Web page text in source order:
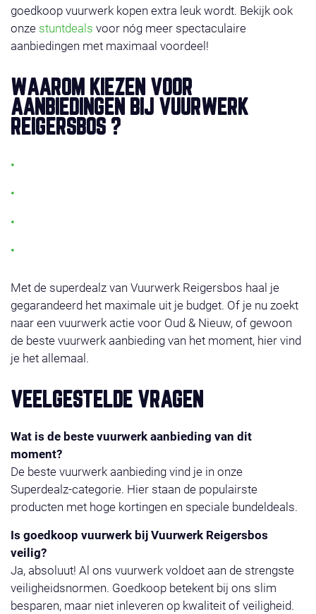
goedkoop vuurwerk kopen extra leuk wordt. Bekijk ook
onze stuntdeals voor nóg meer spectaculaire
aanbiedingen met maximaal voordeel!
WAAROM KIEZEN VOOR
AANBIEDINGEN BIJ VUURWERK
REIGERSBOS ?
Met de superdealz van Vuurwerk Reigersbos haal je
gegarandeerd het maximale uit je budget. Of je nu zoekt
naar een vuurwerk actie voor Oud & Nieuw, of gewoon
de beste vuurwerk aanbieding van het moment, hier vind
je het allemaal.
VEELGESTELDE VRAGEN
Wat is de beste vuurwerk aanbieding van dit
moment?
De beste vuurwerk aanbieding vind je in onze
Superdealz-categorie. Hier staan de populairste
producten met hoge kortingen en speciale bundeldeals.
Is goedkoop vuurwerk bij Vuurwerk Reigersbos
veilig?
Ja, absoluut! Al ons vuurwerk voldoet aan de strengste
veiligheidsnormen. Goedkoop betekent bij ons slim
besparen, maar niet inleveren op kwaliteit of veiligheid.